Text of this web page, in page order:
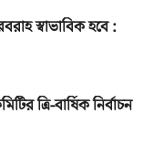
স্বাভাবিক হবে :
ত্রি-বার্ষিক নির্বাচন